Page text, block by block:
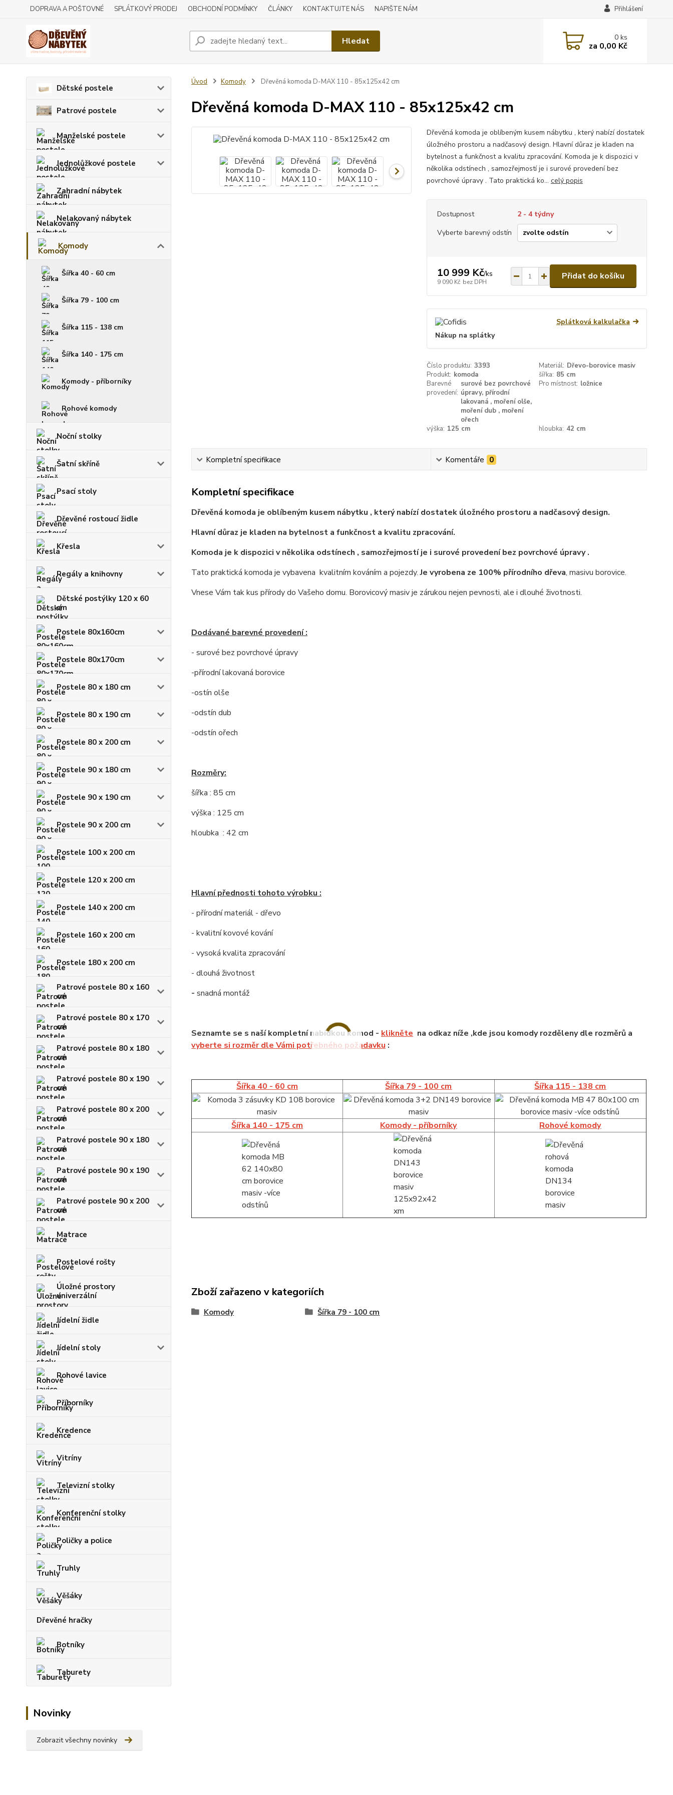
DOPRAVA A POŠTOVNÉ SPLÁTKOVÝ PRODEJ OBCHODNÍ PODMÍNKY ČLÁNKY KONTAKTUJTE NÁS NAPIŠTE NÁM Přihlášení
Hledat 0ks
za 0,00 Kč
Dětské postele
Patrové postele
Manželské postele
Jednolůžkové postele
Zahradní nábytek
Nelakovaný nábytek
Komody
Šířka 40 - 60 cm
Šířka 79 - 100 cm
Šířka 115 - 138 cm
Šířka 140 - 175 cm
Komody - příborníky
Rohové komody
Noční stolky
Šatní skříně
Psací stoly
Dřevěné rostoucí židle
Křesla
Regály a knihovny
Dětské postýlky 120 x 60
cm
Postele 80x160cm
Postele 80x170cm
Postele 80 x 180 cm
Postele 80 x 190 cm
Postele 80 x 200 cm
Postele 90 x 180 cm
Postele 90 x 190 cm
Postele 90 x 200 cm
Postele 100 x 200 cm
Postele 120 x 200 cm
Postele 140 x 200 cm
Postele 160 x 200 cm
Postele 180 x 200 cm
Patrové postele 80 x 160
cm
Patrové postele 80 x 170
cm
Patrové postele 80 x 180
cm
Patrové postele 80 x 190
cm
Patrové postele 80 x 200
cm
Patrové postele 90 x 180
cm
Patrové postele 90 x 190
cm
Patrové postele 90 x 200
cm
Matrace
Postelové rošty
Úložné prostory
univerzální
Jídelní židle
Jídelní stoly
Rohové lavice
Příborníky
Kredence
Vitríny
Televizní stolky
Konferenční stolky
Poličky a police
Truhly
Věšáky
Dřevěné hračky
Botníky
Taburety
Novinky
Zobrazit všechny novinky
Úvod Komody Dřevěná komoda D-MAX 110 - 85x125x42 cm
Dřevěná komoda D-MAX 110 - 85x125x42 cm
Dřevěná komoda je oblíbeným kusem nábytku , který nabízí dostatek
úložného prostoru a nadčasový design. Hlavní důraz je kladen na
bytelnost a funkčnost a kvalitu zpracování. Komoda je k dispozici v
několika odstínech , samozřejmostí je i surové provedení bez
povrchové úpravy . Tato praktická ko... celý popis
Dostupnost
2 - 4 týdny
Vyberte barevný odstín
10 999 Kč/ks
9 090 Kč bez DPH
Přidat do košíku
Splátková kalkulačka
Nákup na splátky
Číslo produktu: 3393 Materiál: Dřevo-borovice masiv
Produkt: komoda šířka: 85 cm
Barevné
provedení:
surové bez povrchové
úpravy, přírodní
lakovaná , moření olše,
moření dub , moření
ořech
Pro místnost: ložnice
výška: 125 cm hloubka: 42 cm
Kompletní specifikace Komentáře 0
Kompletní specifikace
Dřevěná komoda je oblíbeným kusem nábytku , který nabízí dostatek úložného prostoru a nadčasový design.
Hlavní důraz je kladen na bytelnost a funkčnost a kvalitu zpracování.
Komoda je k dispozici v několika odstínech , samozřejmostí je i surové provedení bez povrchové úpravy .
Tato praktická komoda je vybavena kvalitním kováním a pojezdy.Je vyrobena ze 100% přírodního dřeva, masivu borovice.
Vnese Vám tak kus přírody do Vašeho domu. Borovicový masiv je zárukou nejen pevnosti, ale i dlouhé životnosti.
Dodávané barevné provedení :
- surové bez povrchové úpravy
-přírodní lakovaná borovice
-ostín olše
-odstín dub
-odstín ořech
Rozměry:
šířka : 85 cm
výška : 125 cm
hloubka : 42 cm
Hlavní přednosti tohoto výrobku :
- přírodní materiál - dřevo
- kvalitní kovové kování
- vysoká kvalita zpracování
- dlouhá životnost
- snadná montáž
Seznamte se s naší kompletní nabídkou komod - klikněte na odkaz níže ,kde jsou komody rozděleny dle rozměrů a
vyberte si rozměr dle Vámi potřebného požadavku :
Šířka 40 - 60 cm Šířka 79 - 100 cm Šířka 115 - 138 cm
Šířka 140 - 175 cm Komody - příborníky Rohové komody
Zboží zařazeno v kategoriích
Komody Šířka 79 - 100 cm